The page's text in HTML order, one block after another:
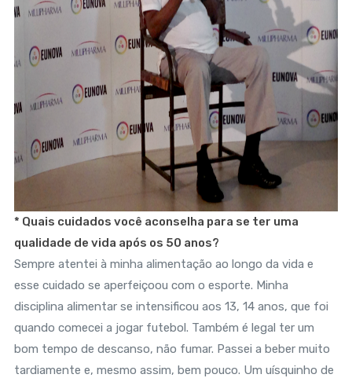
* Quais cuidados você aconselha para se ter uma
qualidade de vida após os 50 anos?
Sempre atentei à minha alimentação ao longo da vida e
esse cuidado se aperfeiçoou com o esporte. Minha
disciplina alimentar se intensificou aos 13, 14 anos, que foi
quando comecei a jogar futebol. Também é legal ter um
bom tempo de descanso, não fumar. Passei a beber muito
tardiamente e, mesmo assim, bem pouco. Um uísquinho de